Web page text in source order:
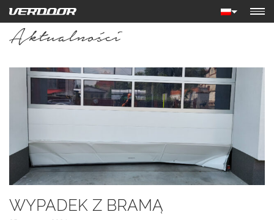
Aktualności
WYPADEK Z BRAMĄ